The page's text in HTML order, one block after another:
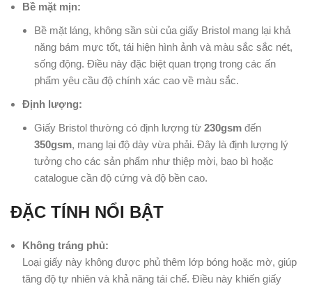
Bề mặt mịn:
Bề mặt láng, không sần sùi của giấy Bristol mang lại khả
năng bám mực tốt, tái hiện hình ảnh và màu sắc sắc nét,
sống động. Điều này đặc biệt quan trọng trong các ấn
phẩm yêu cầu độ chính xác cao về màu sắc.
Định lượng:
Giấy Bristol thường có định lượng từ 230gsm đến
350gsm, mang lại độ dày vừa phải. Đây là định lượng lý
tưởng cho các sản phẩm như thiệp mời, bao bì hoặc
catalogue cần độ cứng và độ bền cao.
ĐẶC TÍNH NỔI BẬT
Không tráng phủ:
Loại giấy này không được phủ thêm lớp bóng hoặc mờ, giúp
tăng độ tự nhiên và khả năng tái chế. Điều này khiến giấy